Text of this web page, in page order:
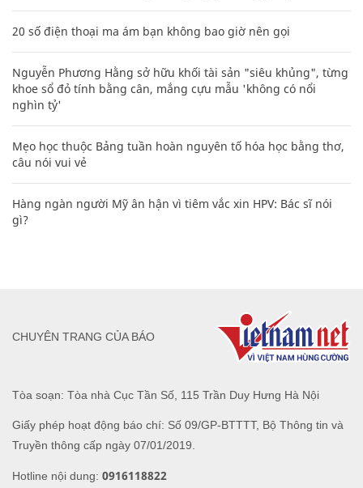
20 số điện thoại ma ám bạn không bao giờ nên gọi
Nguyễn Phương Hằng sở hữu khối tài sản "siêu khủng", từng
khoe sổ đỏ tính bằng cân, mắng cựu mẫu 'không có nổi
nghìn tỷ'
Mẹo học thuộc Bảng tuần hoàn nguyên tố hóa học bằng thơ,
câu nói vui vẻ
Hàng ngàn người Mỹ ân hận vì tiêm vắc xin HPV: Bác sĩ nói
gì?
Tòa soạn: Tòa nhà Cục Tần Số, 115 Trần Duy Hưng Hà Nội
Giấy phép hoạt động báo chí: Số 09/GP-BTTTT, Bộ Thông tin và
Truyền thông cấp ngày 07/01/2019.
Hotline nội dung: 0916118822
CHUYÊN TRANG CỦA BÁO